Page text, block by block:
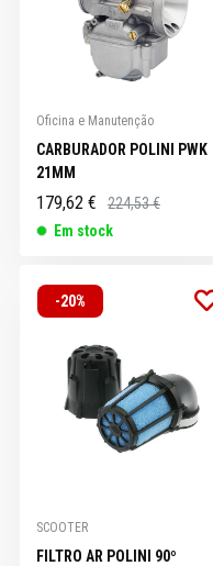
Oficina e Manutenção
CARBURADOR POLINI PWK
21MM
179,62 €
224,53 €
Em stock
-20%
SCOOTER
FILTRO AR POLINI 90º